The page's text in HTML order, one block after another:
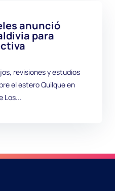
anunció
para
revisiones y estudios
el estero Quilque en
Los...